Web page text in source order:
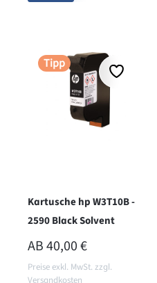
Tipp
Kartusche hp W3T10B -
2590 Black Solvent
AB40,00 €
Preise exkl. MwSt. zzgl.
Versandkosten